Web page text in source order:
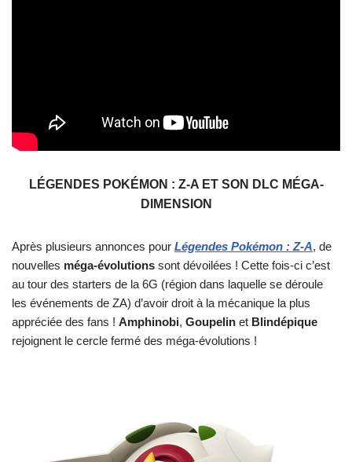
LÉGENDES POKÉMON : Z-A ET SON DLC MÉGA-
DIMENSION
Après plusieurs annonces pour Légendes Pokémon : Z-A, de
nouvelles méga-évolutions sont dévoilées ! Cette fois-ci c’est
au tour des starters de la 6G (région dans laquelle se déroule
les événements de ZA) d’avoir droit à la mécanique la plus
appréciée des fans ! Amphinobi, Goupelin et Blindépique
rejoignent le cercle fermé des méga-évolutions !